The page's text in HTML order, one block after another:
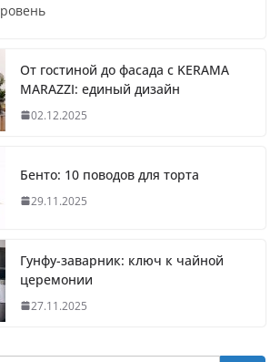
От гостиной до фасада с KERAMA
MARAZZI: единый дизайн
02.12.2025
Бенто: 10 поводов для торта
29.11.2025
Гунфу-заварник: ключ к чайной
церемонии
27.11.2025